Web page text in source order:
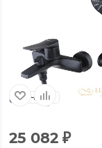
Чехия
25 082 ₽